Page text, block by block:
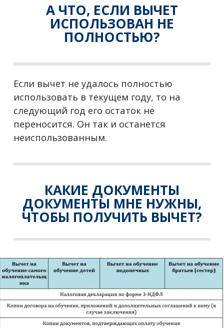
А ЧТО, ЕСЛИ ВЫЧЕТ
ИСПОЛЬЗОВАН НЕ
ПОЛНОСТЬЮ?
Если вычет не удалось полностью
использовать в текущем году, то на
следующий год его остаток не
переносится. Он так и останется
неиспользованным.
КАКИЕ ДОКУМЕНТЫ
ДОКУМЕНТЫ МНЕ НУЖНЫ,
ЧТОБЫ ПОЛУЧИТЬ ВЫЧЕТ?